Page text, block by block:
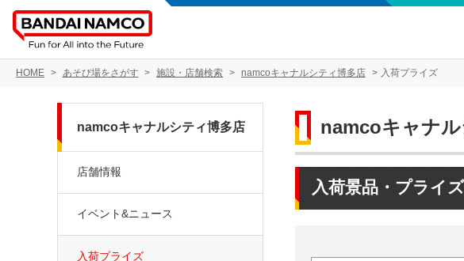
HOME あそび場をさがす 施設・店舗検索 namcoキャナルシティ博多店 入荷プライズ
namcoキャナ
入荷景品・プライ
namcoキャナルシティ博多店
店舗情報
イベント&ニュース
入荷プライズ